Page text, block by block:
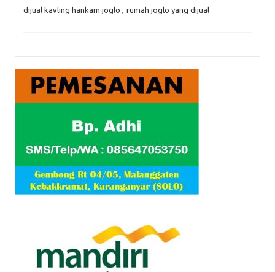
dijual kavling hankam joglo , rumah joglo yang dijual